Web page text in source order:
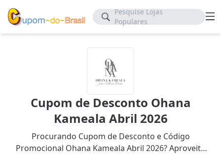
Pesquise Lojas
Populares
Cupom de Desconto Ohana
Kameala Abril 2026
Procurando Cupom de Desconto e Código
Promocional Ohana Kameala Abril 2026? Aproveite